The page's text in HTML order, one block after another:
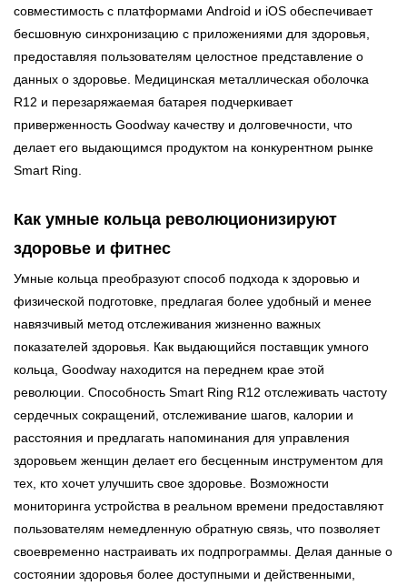
совместимость с платформами Android и iOS обеспечивает
бесшовную синхронизацию с приложениями для здоровья,
предоставляя пользователям целостное представление о
данных о здоровье. Медицинская металлическая оболочка
R12 и перезаряжаемая батарея подчеркивает
приверженность Goodway качеству и долговечности, что
делает его выдающимся продуктом на конкурентном рынке
Smart Ring.
Как умные кольца революционизируют
здоровье и фитнес
Умные кольца преобразуют способ подхода к здоровью и
физической подготовке, предлагая более удобный и менее
навязчивый метод отслеживания жизненно важных
показателей здоровья. Как выдающийся поставщик умного
кольца, Goodway находится на переднем крае этой
революции. Способность Smart Ring R12 отслеживать частоту
сердечных сокращений, отслеживание шагов, калории и
расстояния и предлагать напоминания для управления
здоровьем женщин делает его бесценным инструментом для
тех, кто хочет улучшить свое здоровье. Возможности
мониторинга устройства в реальном времени предоставляют
пользователям немедленную обратную связь, что позволяет
своевременно настраивать их подпрограммы. Делая данные о
состоянии здоровья более доступными и действенными,